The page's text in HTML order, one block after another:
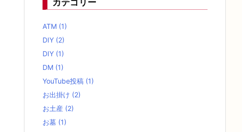
カテゴリー
ATM (1)
DIY (2)
DIY (1)
DM (1)
YouTube投稿 (1)
お出掛け (2)
お土産 (2)
お墓 (1)